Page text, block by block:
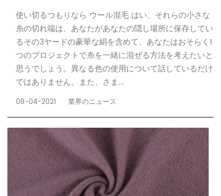
使い切るつもりなら ウール混毛 はい、それらの小さな
糸の切れ端は、あなたがあなたの隠し場所に保存してい
るその3ヤードの豪華な絹を含めて、あなたはおそらく1
つのプロジェクトで糸を一緒に混ぜる方法を考えたいと
思うでしょう。異なる色の使用について話しているだけ
ではありません。また、さま...
08-04-2021 業界のニュース